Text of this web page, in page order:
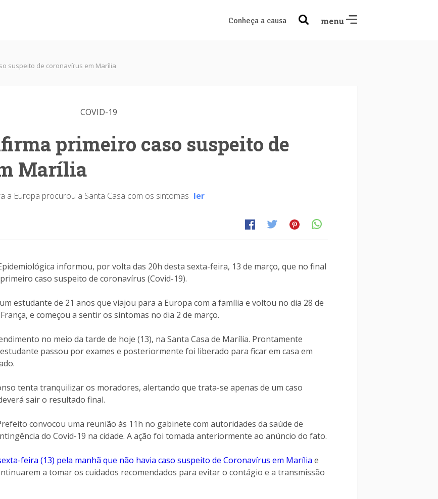
Conheça a causa menu
suspeito de coronavírus em Marília
COVID-19
primeiro caso suspeito de
Marília
a Europa procurou a Santa Casa com os sintomas ler
informou, por volta das 20h desta sexta-feira, 13 de março, que no final
caso suspeito de coronavírus (Covid-19).
estudante de 21 anos que viajou para a Europa com a família e voltou no dia 28 de
e começou a sentir os sintomas no dia 2 de março.
no meio da tarde de hoje (13), na Santa Casa de Marília. Prontamente
passou por exames e posteriormente foi liberado para ficar em casa em
tenta tranquilizar os moradores, alertando que trata-se apenas de um caso
sair o resultado final.
convocou uma reunião às 11h no gabinete com autoridades da saúde de
do Covid-19 na cidade. A ação foi tomada anteriormente ao anúncio do fato.
feira (13) pela manhã que não havia caso suspeito de Coronavírus em Marília e
a tomar os cuidados recomendados para evitar o contágio e a transmissão